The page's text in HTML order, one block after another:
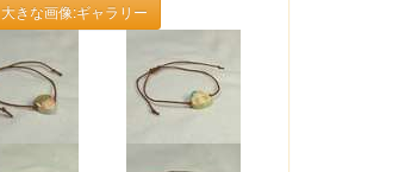
大きな画像:ギャラリー